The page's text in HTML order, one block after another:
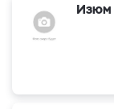
Изюм